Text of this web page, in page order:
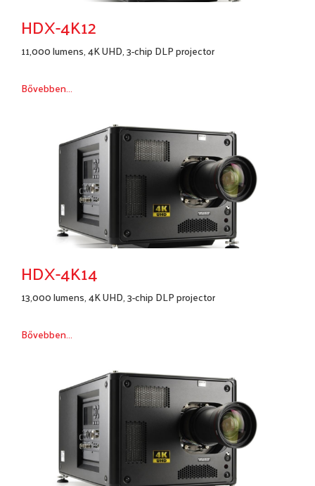
HDX-4K12
11,000 lumens, 4K UHD, 3-chip DLP projector
Bővebben...
HDX-4K14
13,000 lumens, 4K UHD, 3-chip DLP projector
Bővebben...